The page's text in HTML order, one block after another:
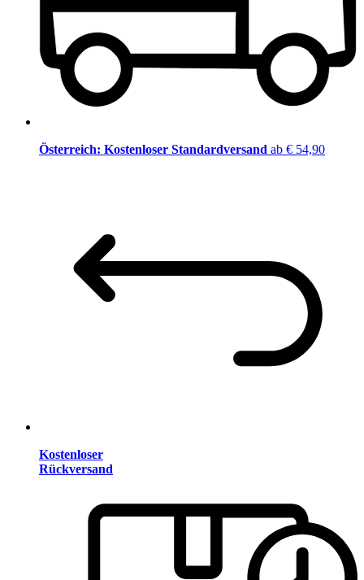
Österreich: Kostenloser Standardversand ab € 54,90
Kostenloser
Rückversand